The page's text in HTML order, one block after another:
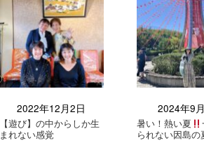
2022年12月2日
【遊び】の中からしか生
まれない感覚
2024年9
暑い！熱い夏
られない因島の